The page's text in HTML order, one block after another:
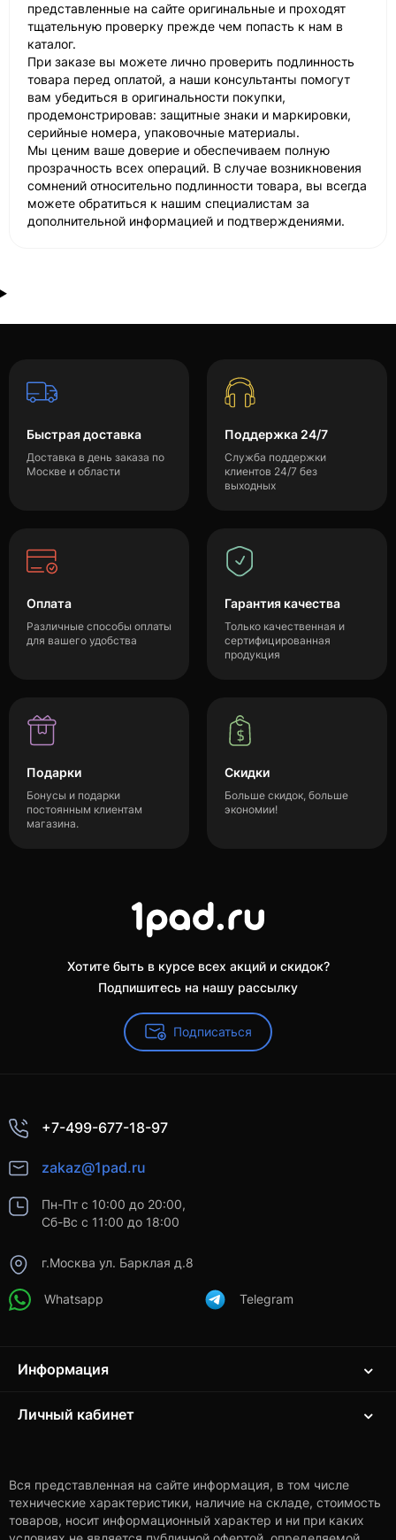
представленные на сайте оригинальные и проходят
тщательную проверку прежде чем попасть к нам в
каталог.
При заказе вы можете лично проверить подлинность
товара перед оплатой, а наши консультанты помогут
вам убедиться в оригинальности покупки,
продемонстрировав: защитные знаки и маркировки,
серийные номера, упаковочные материалы.
Мы ценим ваше доверие и обеспечиваем полную
прозрачность всех операций. В случае возникновения
сомнений относительно подлинности товара, вы всегда
можете обратиться к нашим специалистам за
дополнительной информацией и подтверждениями.
Быстрая доставка
Доставка в день заказа по
Москве и области
Поддержка 24/7
Служба поддержки
клиентов 24/7 без
выходных
Оплата
Различные способы оплаты
для вашего удобства
Гарантия качества
Только качественная и
сертифицированная
продукция
Подарки
Бонусы и подарки
постоянным клиентам
магазина.
Скидки
Больше скидок, больше
экономии!
Хотите быть в курсе всех акций и скидок?
Подпишитесь на нашу рассылку
Подписаться
+7-499-677-18-97
zakaz@1pad.ru
Пн-Пт с 10:00 до 20:00,
Сб-Вс с 11:00 до 18:00
г.Москва ул. Барклая д.8
Whatsapp Telegram
Информация
Личный кабинет
Вся представленная на сайте информация, в том числе
технические характеристики, наличие на складе, стоимость
товаров, носит информационный характер и ни при каких